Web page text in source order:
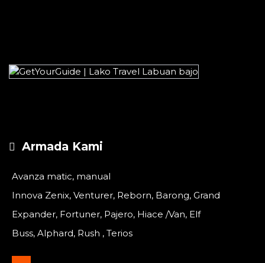
Armada Kami
Avanza matic, manual
Innova Zenix, Venturer, Reborn, Barong, Grand
Expander, Fortuner, Pajero, Hiace /Van, Elf
Buss, Alphard, Rush , Terios